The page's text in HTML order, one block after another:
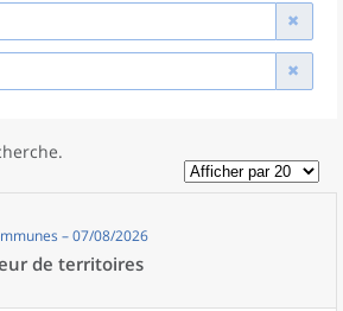
.
– 07/08/2026
de territoires